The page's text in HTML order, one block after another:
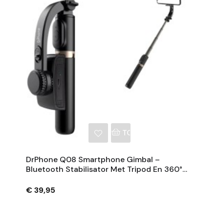
TOEVOEGEN AAN
DrPhone Q08 Smartphone Gimbal –
Bluetooth Stabilisator Met Tripod En 360°
€ 39,95